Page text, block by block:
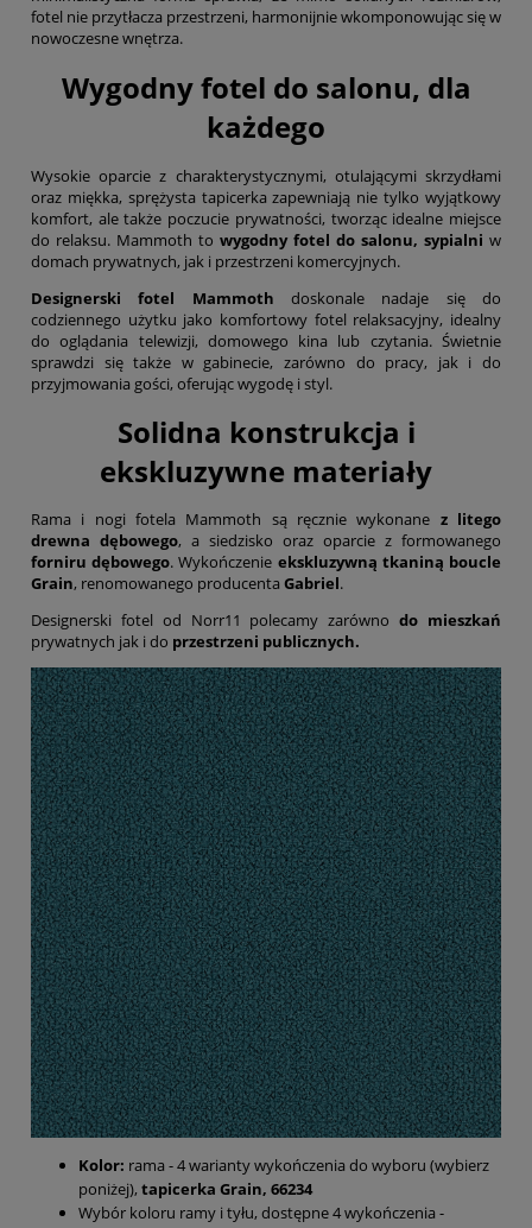
fotel nie przytłacza przestrzeni, harmonijnie wkomponowując się w
nowoczesne wnętrza.
Wygodny fotel do salonu, dla
każdego
Wysokie oparcie z charakterystycznymi, otulającymi skrzydłami
oraz miękka, sprężysta tapicerka zapewniają nie tylko wyjątkowy
komfort, ale także poczucie prywatności, tworząc idealne miejsce
do relaksu. Mammoth to wygodny fotel do salonu, sypialni w
domach prywatnych, jak i przestrzeni komercyjnych.
Designerski fotel Mammoth doskonale nadaje się do
codziennego użytku jako komfortowy fotel relaksacyjny, idealny
do oglądania telewizji, domowego kina lub czytania. Świetnie
sprawdzi się także w gabinecie, zarówno do pracy, jak i do
przyjmowania gości, oferując wygodę i styl.
Solidna konstrukcja i
ekskluzywne materiały
Rama i nogi fotela Mammoth są ręcznie wykonane z litego
drewna dębowego, a siedzisko oraz oparcie z formowanego
forniru dębowego. Wykończenie ekskluzywną tkaniną boucle
Grain, renomowanego producenta Gabriel.
Designerski fotel od Norr11 polecamy zarównodo mieszkań
prywatnych jak i do przestrzeni publicznych.
Kolor: rama - 4 warianty wykończenia do wyboru (wybierz
poniżej), tapicerka Grain, 66234
Wybór koloru ramy i tyłu, dostępne 4 wykończenia -